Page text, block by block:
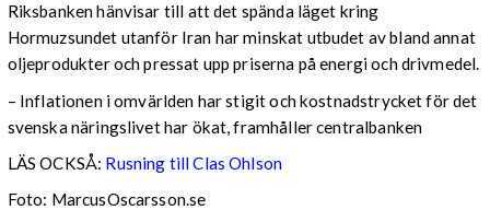
Riksbanken hänvisar till att det spända läget kring
Hormuzsundet utanför Iran har minskat utbudet av bland annat
oljeprodukter och pressat upp priserna på energi och drivmedel.
– Inflationen i omvärlden har stigit och kostnadstrycket för det
svenska näringslivet har ökat, framhåller centralbanken
LÄS OCKSÅ: Rusning till Clas Ohlson
Foto: MarcusOscarsson.se